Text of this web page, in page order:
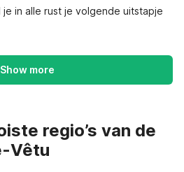
in alle rust je volgende uitstapje
Show more
regio’s van de
Vêtu